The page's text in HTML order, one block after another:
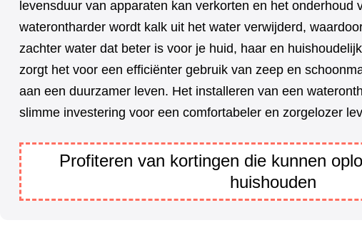
levensduur van apparaten kan verkorten en het onderhoud
waterontharder wordt kalk uit het water verwijderd,
zachter water dat beter is voor je huid, haar en
zorgt het voor een efficiënter gebruik van zeep en
aan een duurzamer leven. Het installeren van een
slimme investering voor een comfortabeler en zorgelozer
Profiteren van kortingen die kunnen
huishouden